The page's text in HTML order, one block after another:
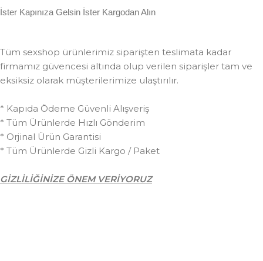
İster Kapınıza Gelsin İster Kargodan Alın
Tüm sexshop ürünlerimiz siparişten teslimata kadar
firmamız güvencesi altında olup verilen siparişler tam ve
eksiksiz olarak müşterilerimize ulaştırılır.
* Kapıda Ödeme Güvenli Alışveriş
* Tüm Ürünlerde Hızlı Gönderim
* Orjinal Ürün Garantisi
* Tüm Ürünlerde Gizli Kargo / Paket
GİZLİLİĞİNİZE ÖNEM VERİYORUZ